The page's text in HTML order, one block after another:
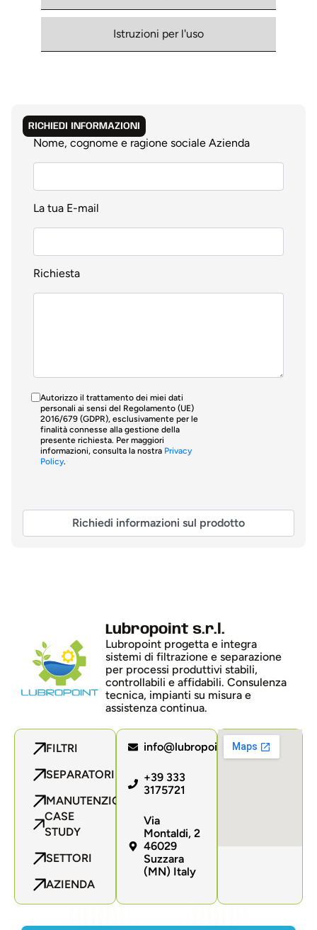
Istruzioni per l'uso
RICHIEDI INFORMAZIONI
Nome, cognome e ragione sociale Azienda
La tua E-mail
Richiesta
Autorizzo il trattamento dei miei dati
personali ai sensi del Regolamento (UE)
2016/679 (GDPR), esclusivamente per le
finalità connesse alla gestione della
presente richiesta. Per maggiori
informazioni, consulta la nostra Privacy
Policy.
Lubropoint s.r.l.
Lubropoint progetta e integra
sistemi di filtrazione e separazione
per processi produttivi stabili,
controllabili e affidabili. Consulenza
tecnica, impianti su misura e
assistenza continua.
FILTRI
SEPARATORI
MANUTENZIONE
CASE
STUDY
SETTORI
AZIENDA
info@lubropoint.com
+39 333
3175721
Via
Montaldi, 2
46029
Suzzara
(MN) Italy